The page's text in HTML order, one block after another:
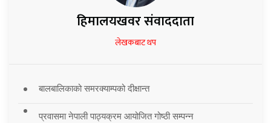
हिमालयखवर संवाददाता
लेखकबाट थप
बालबालिकाको समरक्याम्पको दीक्षान्त
प्रवासमा नेपाली पाठ्यक्रम आयोजित गोष्ठी सम्पन्न